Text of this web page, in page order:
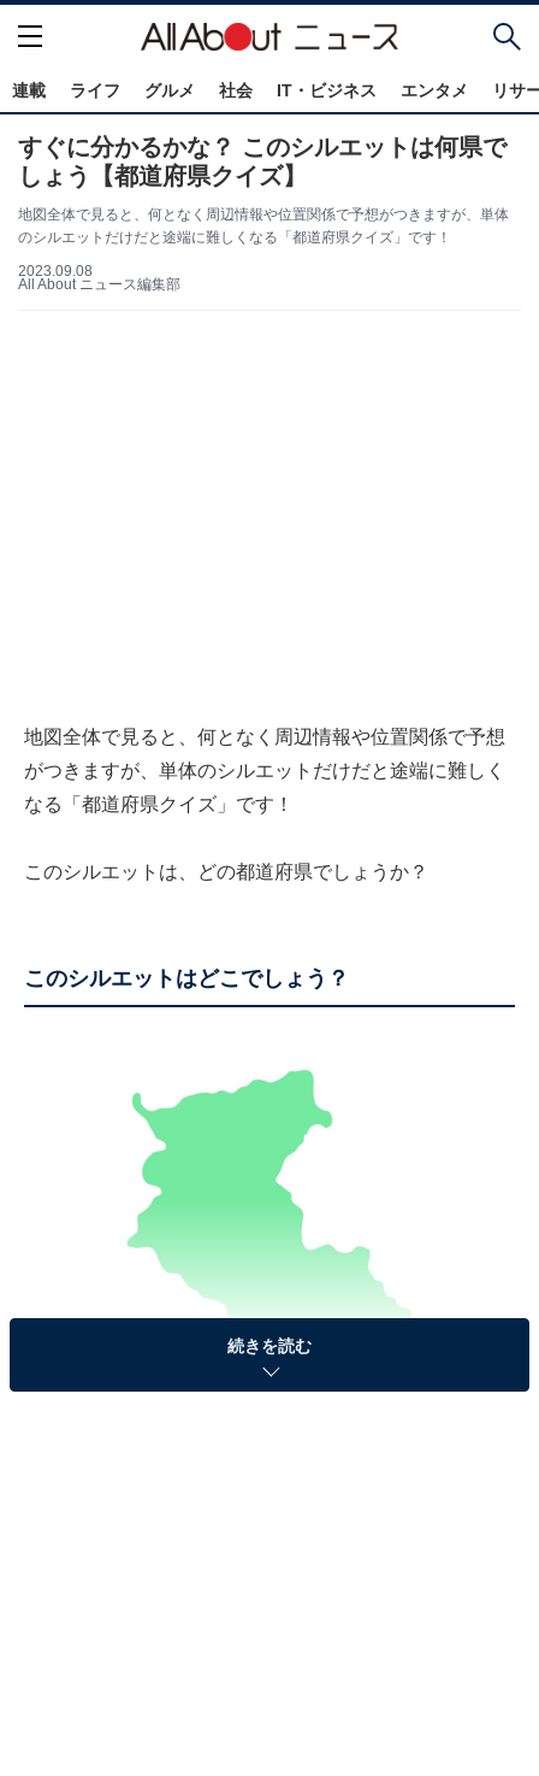
連載 ライフ グルメ 社会 IT・ビジネス エンタメ リサ
すぐに分かるかな？ このシルエットは何県で
しょう【都道府県クイズ】
地図全体で見ると、何となく周辺情報や位置関係で予想がつきますが、単体
のシルエットだけだと途端に難しくなる「都道府県クイズ」です！
2023.09.08
All About ニュース編集部
地図全体で見ると、何となく周辺情報や位置関係で予想
がつきますが、単体のシルエットだけだと途端に難しく
なる「都道府県クイズ」です！
このシルエットは、どの都道府県でしょうか？
このシルエットはどこでしょう？
続きを読む